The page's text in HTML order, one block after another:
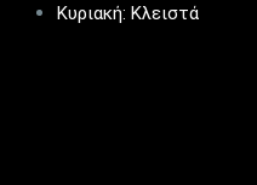
Κυριακή: Κλειστά